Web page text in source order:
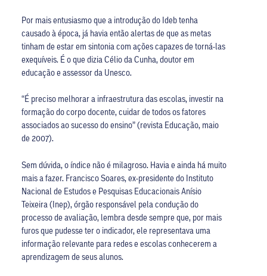
Por mais entusiasmo que a introdução do Ideb tenha
causado à época, já havia então alertas de que as metas
tinham de estar em sintonia com ações capazes de torná-las
exequíveis. É o que dizia Célio da Cunha, doutor em
educação e assessor da Unesco.
“É preciso melhorar a infraestrutura das escolas, investir na
formação do corpo docente, cuidar de todos os fatores
associados ao sucesso do ensino” (revista Educação, maio
de 2007).
Sem dúvida, o índice não é milagroso. Havia e ainda há muito
mais a fazer. Francisco Soares, ex-presidente do Instituto
Nacional de Estudos e Pesquisas Educacionais Anísio
Teixeira (Inep), órgão responsável pela condução do
processo de avaliação, lembra desde sempre que, por mais
furos que pudesse ter o indicador, ele representava uma
informação relevante para redes e escolas conhecerem a
aprendizagem de seus alunos.